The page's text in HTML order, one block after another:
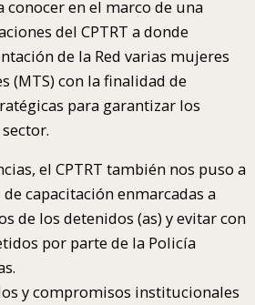
conocer en el marco de una
del CPTRT a donde
de la Red varias mujeres
(MTS) con la finalidad de
para garantizar los
el CPTRT también nos puso a
capacitación enmarcadas a
de los detenidos (as) y evitar con
por parte de la Policía
y compromisos institucionales